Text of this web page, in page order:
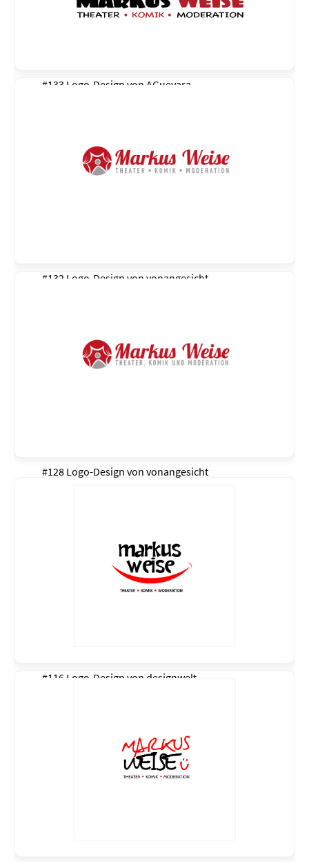
#133 Logo-Design von AGuevara
#132 Logo-Design von vonangesicht
#128 Logo-Design von vonangesicht
#116 Logo-Design von designwelt